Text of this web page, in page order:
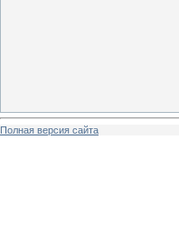
Полная версия сайта